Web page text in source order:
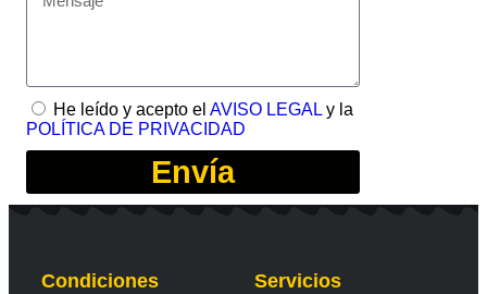
He leído y acepto el AVISO LEGALy la
POLÍTICA DE PRIVACIDAD
Envía
Condiciones Servicios